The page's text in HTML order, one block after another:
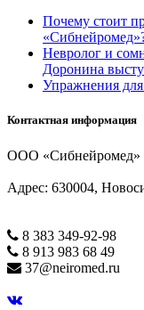
Почему стоит
Невролог и
Доронина
Упражнения
Контактная информация
ООО «Сибнейромед»
Адрес: 630004,
8 383 349-92-98
8 913 983 68 49
37@neiromed.ru